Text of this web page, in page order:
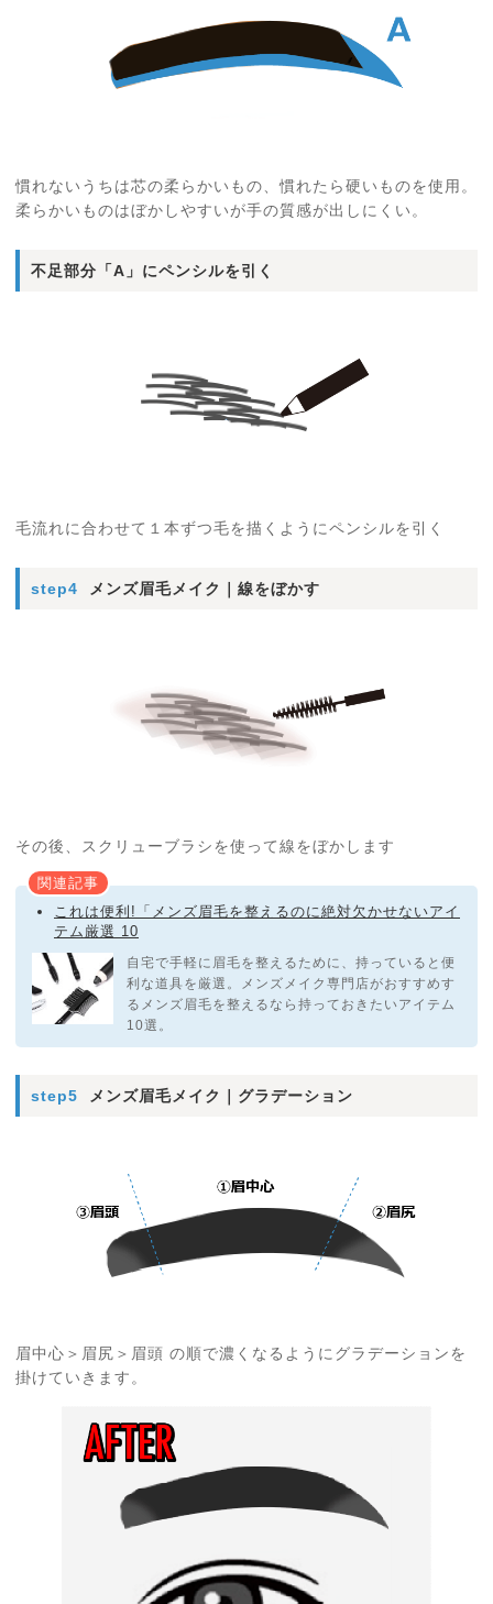
慣れないうちは芯の柔らかいもの、慣れたら硬いものを使用。
柔らかいものはぼかしやすいが手の質感が出しにくい。
不足部分「A」にペンシルを引く
毛流れに合わせて１本ずつ毛を描くようにペンシルを引く
step4 メンズ眉毛メイク｜線をぼかす
その後、スクリューブラシを使って線をぼかします
関連記事
これは便利!「メンズ眉毛を整えるのに絶対欠かせないアイ
テム厳選 10
自宅で手軽に眉毛を整えるために、持っていると便
利な道具を厳選。メンズメイク専門店がおすすめす
るメンズ眉毛を整えるなら持っておきたいアイテム
10選。
step5 メンズ眉毛メイク｜グラデーション
眉中心＞眉尻＞眉頭 の順で濃くなるようにグラデーションを
掛けていきます。